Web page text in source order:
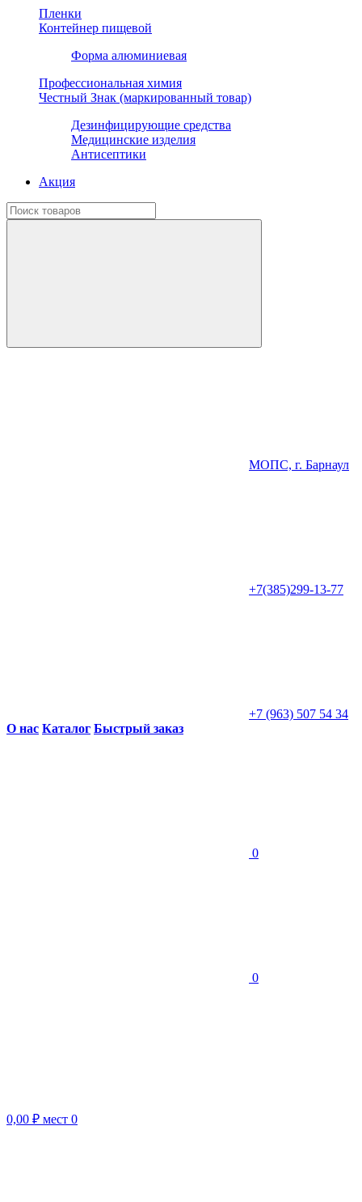
Пленки
Контейнер пищевой
Форма алюминиевая
Профессиональная химия
Честный Знак (маркированный товар)
Дезинфицирующие средства
Медицинские изделия
Антисептики
Акция
МОПС, г. Барнаул
+7(385)299-13-77
+7 (963) 507 54 34
О нас Каталог Быстрый заказ
0
0
0,00 ₽ мест 0